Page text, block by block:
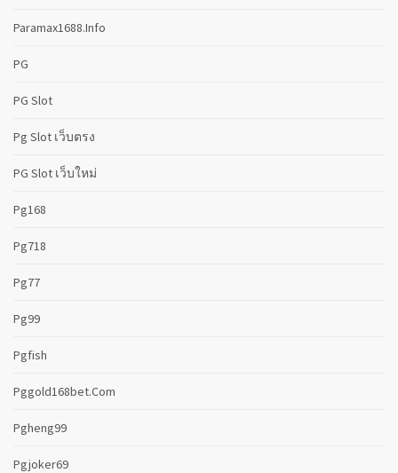
Paramax1688.info
PG
PG Slot
Pg Slot เว็บตรง
PG Slot เว็บใหม่
Pg168
Pg718
Pg77
Pg99
Pgfish
Pggold168bet.com
Pgheng99
Pgjoker69